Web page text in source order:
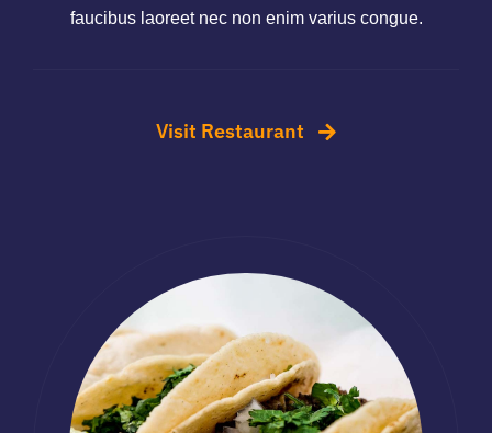
faucibus laoreet nec non enim varius congue.
Visit Restaurant